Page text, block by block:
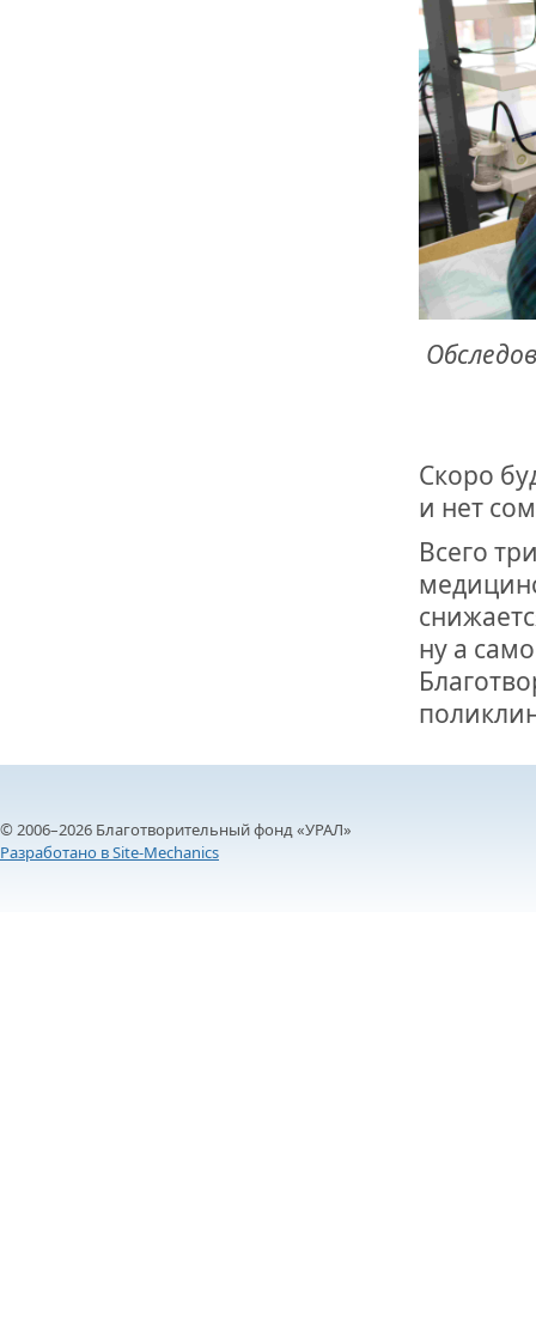
Скоро
и нет
Всего
ну а
© 2006–2026 Благотворительный фонд «УРАЛ»
Разработано в Site-Mechanics